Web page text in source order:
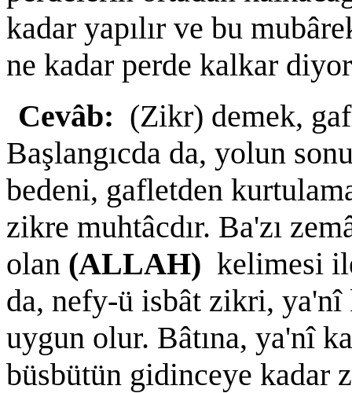
kadar yapılır ve bu
ne kadar perde kalkar
Cevâb: (Zikr) demek,
Başlangıcda da, yolun
bedeni, gafletden
zikre muhtâcdır. Ba'zı
olan (ALLAH) kelimesi
da, nefy-ü isbât zikri,
uygun olur. Bâtına, ya'nî
büsbütün gidinceye kadar